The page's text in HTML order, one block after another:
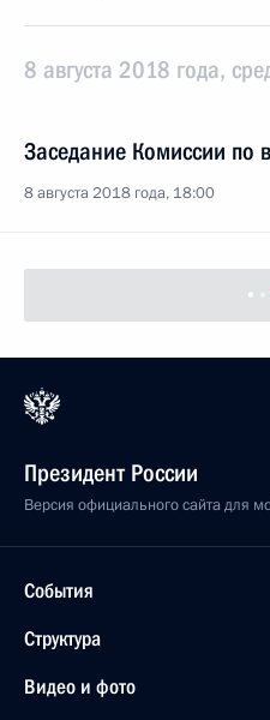
8 августа 2018 года,
8 августа 2018 года, 18:00
Вручение госнаград
Москва, Кремль
25 июля 2018 года, среда
Поздравление Софии
20 июля 2018 года,